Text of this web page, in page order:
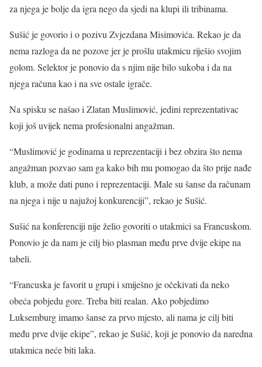
za njega je bolje da igra nego da sjedi na klupi ili tribinama.
Sušić je govorio i o pozivu Zvjezdana Misimovića. Rekao je da
nema razloga da ne pozove jer je prošlu utakmicu riješio svojim
golom. Selektor je ponovio da s njim nije bilo sukoba i da na
njega računa kao i na sve ostale igrače.
Na spisku se našao i Zlatan Muslimović, jedini reprezentativac
koji još uvijek nema profesionalni angažman.
“Muslimović je godinama u reprezentaciji i bez obzira što nema
angažman pozvao sam ga kako bih mu pomogao da što prije nađe
klub, a može dati puno i reprezentaciji. Male su šanse da računam
na njega i nije u najužoj konkurenciji”, rekao je Sušić.
Sušić na konferenciji nije želio govoriti o utakmici sa Francuskom.
Ponovio je da nam je cilj bio plasman među prve dvije ekipe na
tabeli.
“Francuska je favorit u grupi i smiješno je očekivati da neko
obeća pobjedu gore. Treba biti realan. Ako pobjedimo
Luksemburg imamo šanse za prvo mjesto, ali nama je cilj biti
među prve dvije ekipe”, rekao je Sušić, koji je ponovio da naredna
utakmica neće biti laka.